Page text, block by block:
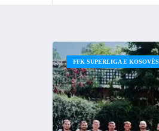
FFK SUPERLIGA E KOSOVËS